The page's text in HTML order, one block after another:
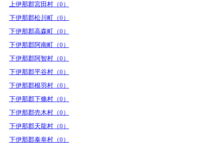
上伊那郡宮田村（0）
下伊那郡松川町（0）
下伊那郡高森町（0）
下伊那郡阿南町（0）
下伊那郡阿智村（0）
下伊那郡平谷村（0）
下伊那郡根羽村（0）
下伊那郡下條村（0）
下伊那郡売木村（0）
下伊那郡天龍村（0）
下伊那郡泰阜村（0）